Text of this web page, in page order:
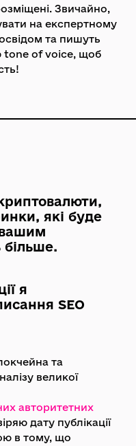
Звичайно,
на експертному
та пишуть
tone of voice, щоб
які буде
вашим
більше.
я
SEO
та
великої
авторитетних
дату публікації
в тому, що